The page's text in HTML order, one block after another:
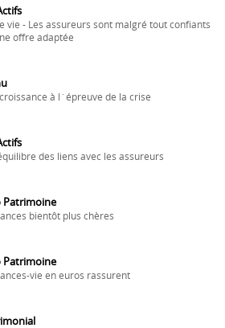
vie - Les assureurs sont malgré tout confiants
offre adaptée
à l´épreuve de la crise
des liens avec les assureurs
Patrimoine
bientôt plus chères
Patrimoine
vie en euros rassurent